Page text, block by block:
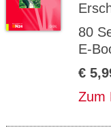
80
E-
€
Zum